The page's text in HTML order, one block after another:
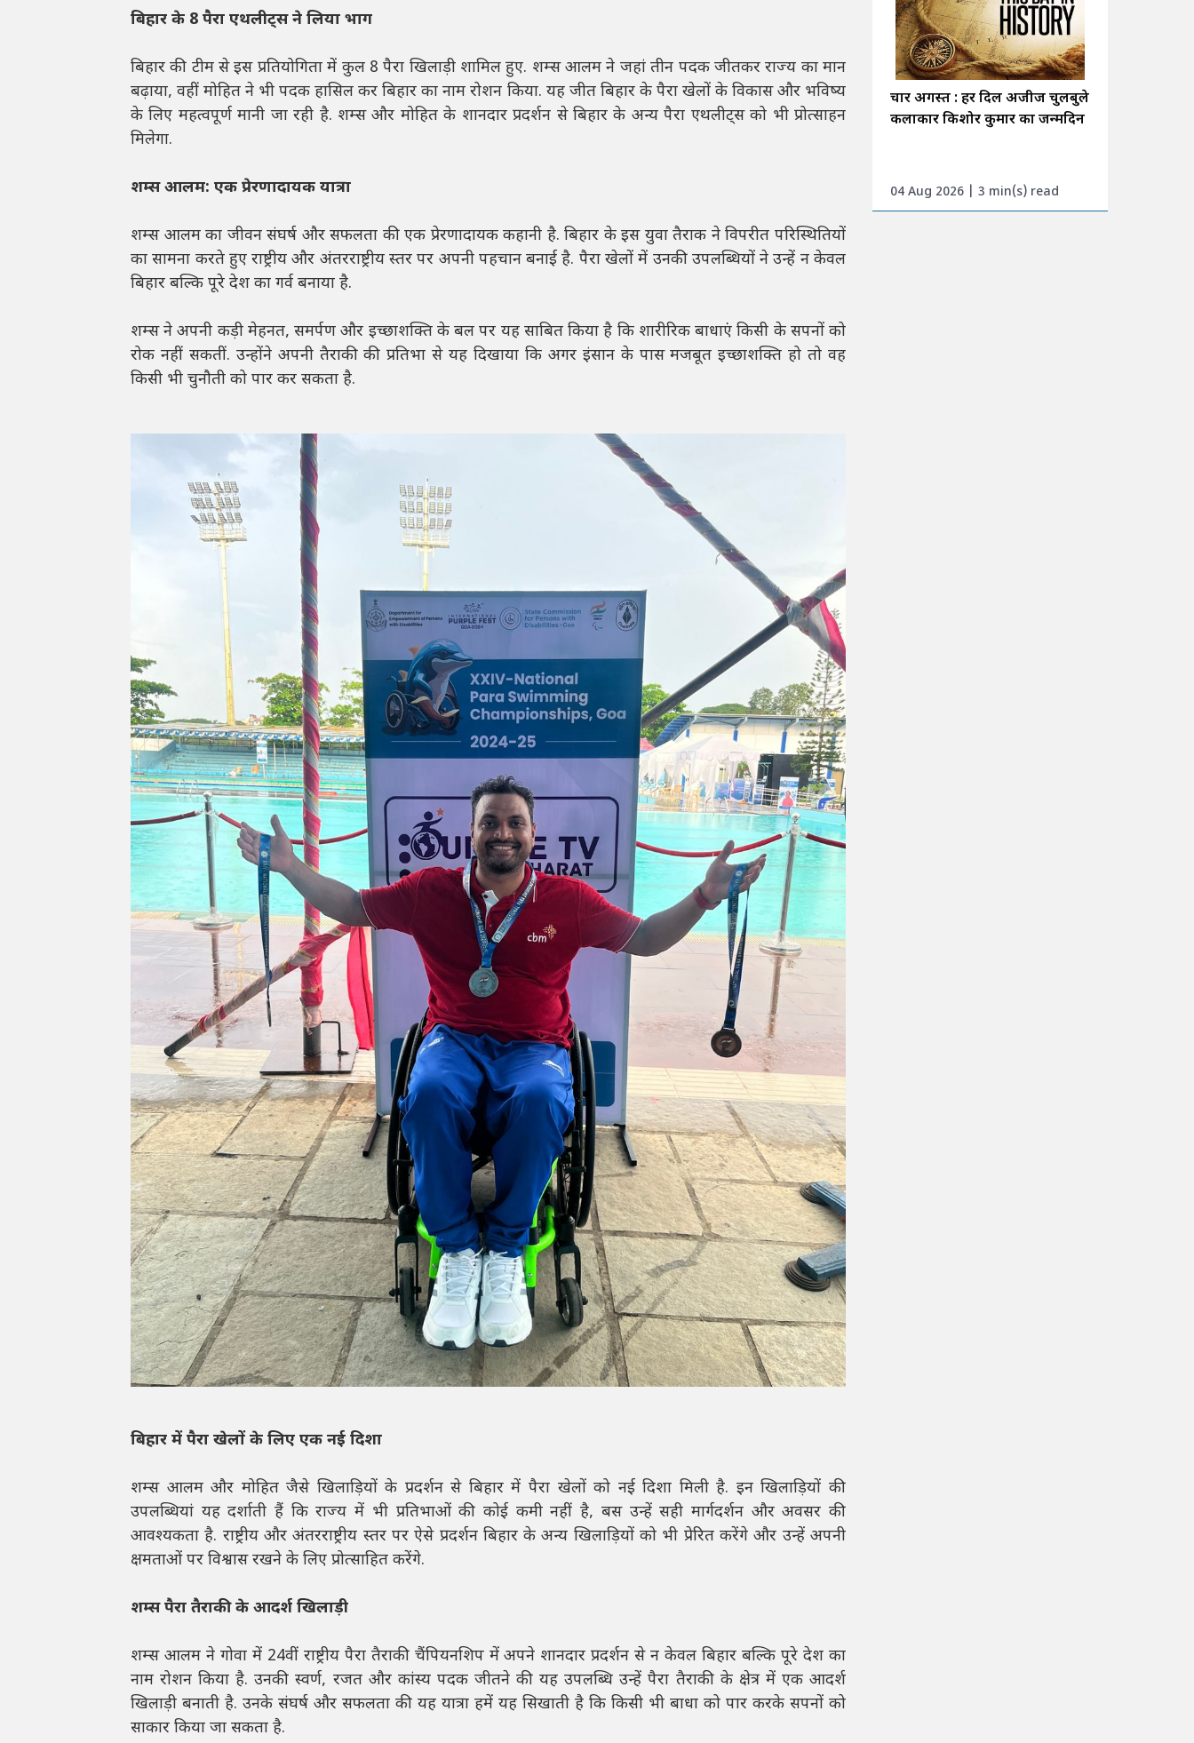
बिहार के 8 पैरा एथलीट्स ने लिया भाग
बिहार की टीम से इस प्रतियोगिता में कुल 8 पैरा खिलाड़ी शामिल हुए. शम्स आलम ने जहां तीन पदक जीतकर राज्य का मान
बढ़ाया, वहीं मोहित ने भी पदक हासिल कर बिहार का नाम रोशन किया. यह जीत बिहार के पैरा खेलों के विकास और भविष्य
के लिए महत्वपूर्ण मानी जा रही है. शम्स और मोहित के शानदार प्रदर्शन से बिहार के अन्य पैरा एथलीट्स को भी प्रोत्साहन
मिलेगा.
शम्स आलम: एक प्रेरणादायक यात्रा
शम्स आलम का जीवन संघर्ष और सफलता की एक प्रेरणादायक कहानी है. बिहार के इस युवा तैराक ने विपरीत परिस्थितियों
का सामना करते हुए राष्ट्रीय और अंतरराष्ट्रीय स्तर पर अपनी पहचान बनाई है. पैरा खेलों में उनकी उपलब्धियों ने उन्हें न केवल
बिहार बल्कि पूरे देश का गर्व बनाया है.
शम्स ने अपनी कड़ी मेहनत, समर्पण और इच्छाशक्ति के बल पर यह साबित किया है कि शारीरिक बाधाएं किसी के सपनों को
रोक नहीं सकतीं. उन्होंने अपनी तैराकी की प्रतिभा से यह दिखाया कि अगर इंसान के पास मजबूत इच्छाशक्ति हो तो वह
किसी भी चुनौती को पार कर सकता है.
बिहार में पैरा खेलों के लिए एक नई दिशा
शम्स आलम और मोहित जैसे खिलाड़ियों के प्रदर्शन से बिहार में पैरा खेलों को नई दिशा मिली है. इन खिलाड़ियों की
उपलब्धियां यह दर्शाती हैं कि राज्य में भी प्रतिभाओं की कोई कमी नहीं है, बस उन्हें सही मार्गदर्शन और अवसर की
आवश्यकता है. राष्ट्रीय और अंतरराष्ट्रीय स्तर पर ऐसे प्रदर्शन बिहार के अन्य खिलाड़ियों को भी प्रेरित करेंगे और उन्हें अपनी
क्षमताओं पर विश्वास रखने के लिए प्रोत्साहित करेंगे.
शम्स पैरा तैराकी के आदर्श खिलाड़ी
शम्स आलम ने गोवा में 24वीं राष्ट्रीय पैरा तैराकी चैंपियनशिप में अपने शानदार प्रदर्शन से न केवल बिहार बल्कि पूरे देश का
नाम रोशन किया है. उनकी स्वर्ण, रजत और कांस्य पदक जीतने की यह उपलब्धि उन्हें पैरा तैराकी के क्षेत्र में एक आदर्श
खिलाड़ी बनाती है. उनके संघर्ष और सफलता की यह यात्रा हमें यह सिखाती है कि किसी भी बाधा को पार करके सपनों को
साकार किया जा सकता है.
चार अगस्त : हर दिल अजीज चुलबुले
कलाकार किशोर कुमार का जन्मदिन
04 Aug 2026 | 3 min(s) read